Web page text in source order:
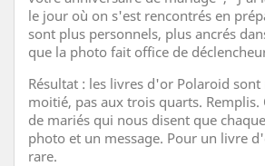
le jour où on s'est rencontrés en
sont plus personnels, plus ancrés
que la photo fait office de
Résultat : les livres d'or Polaroid sont
moitié, pas aux trois quarts. Remplis.
de mariés qui nous disent que
photo et un message. Pour un livre
rare.